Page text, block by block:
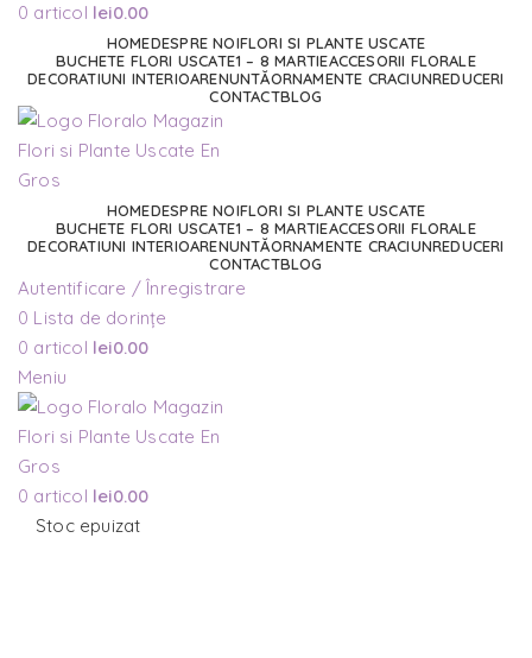
0 articol lei0.00
HOMEDESPRE NOIFLORI SI PLANTE USCATE
BUCHETE FLORI USCATE1 – 8 MARTIEACCESORII FLORALE
DECORATIUNI INTERIOARENUNTĂORNAMENTE CRACIUNREDUCERI
CONTACTBLOG
HOMEDESPRE NOIFLORI SI PLANTE USCATE
BUCHETE FLORI USCATE1 – 8 MARTIEACCESORII FLORALE
DECORATIUNI INTERIOARENUNTĂORNAMENTE CRACIUNREDUCERI
CONTACTBLOG
Autentificare / Înregistrare
0 Lista de dorințe
0 articol lei0.00
Meniu
0 articol lei0.00
Stoc epuizat